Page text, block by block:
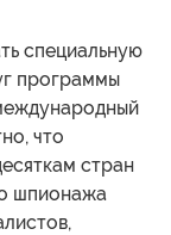
специальную
программы
что
стран
шпионажа